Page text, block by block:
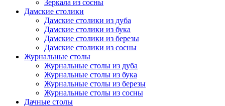
Зеркала из сосны
Дамские столики
Дамские столики из дуба
Дамские столики из бука
Дамские столики из березы
Дамские столики из сосны
Журнальные столы
Журнальные столы из дуба
Журнальные столы из бука
Журнальные столы из березы
Журнальные столы из сосны
Дачные столы